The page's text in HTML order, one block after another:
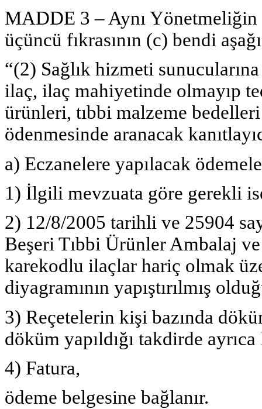
MADDE 3 – Aynı
üçüncü fıkrasının (c) bendi
“(2) Sağlık hizmeti
ilaç, ilaç mahiyetinde olmayıp
ürünleri, tıbbi malzeme
ödenmesinde aranacak
a) Eczanelere yapılacak
1) İlgili mevzuata göre gerekli
2) 12/8/2005 tarihli ve 25904
Beşeri Tıbbi Ürünler Ambalaj
karekodlu ilaçlar hariç olmak
diyagramının yapıştırılmış
3) Reçetelerin kişi bazında
döküm yapıldığı takdirde
4) Fatura,
ödeme belgesine bağlanır.